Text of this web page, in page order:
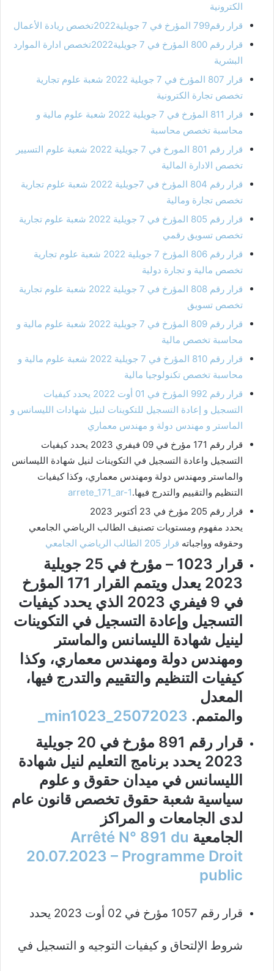
الكترونية
قرار رقم799 المؤرخ في 7 جويلية2022تخصص ريادة الأعمال
قرار رقم 800 المؤرخ في 7 جويلية2022تخصص ادارة الموارد
البشرية
قرار 807 المؤرخ في 7 جويلية 2022 شعبة علوم تجارية
تخصص تجارة الكترونية
قرار 811 المؤرخ في 7 جويلية 2022 شعبة علوم مالية و
محاسبة تخصص محاسبة
قرار رقم 801 المورخ في 7 جويلية 2022 شعبة علوم التسيير
تخصص الادارة المالية
قرار رقم 804 المؤرخ في 7جويلية 2022 شعبة علوم تجارية
تخصص تجارة ومالية
قرار رقم 805 المؤرخ في 7 جويلية 2022 شعبة علوم تجارية
تخصص تسويق رقمي
قرار رقم 806 المؤرخ 7 جويلية 2022 شعبة علوم تجارية
تخصص مالية و تجارة دولية
قرار رقم 808 المؤرخ في 7 جويلية 2022 شعبة علوم تجارية
تخصص تسويق
قرار رقم 809 المؤرخ في 7 جويلية 2022 شعبة علوم مالية و
محاسبة تخصص مالية
قرار رقم 810 المؤرخ في 7 جويلية 2022 شعبة علوم مالية و
محاسبة تخصص تكنولوجيا مالية
قرار رقم 992 المؤرخ في 01 أوت 2022 يحدد كيفيات
التسجيل و إعادة التسجيل للتكوينات لنيل شهادات الليسانس و
الماستر و مهندس دولة و مهندس معماري
قرار رقم 171 مؤرخ في 09 فيفري 2023 يحدد كيفيات
التسجيل واعادة التسجيل في التكوينات لنيل شهادة الليسانس
والماستر ومهندس دولة ومهندس معماري، وكذا كيفيات
التنظيم والتقييم والتدرج فيها.arrete_171_ar-1
قرار رقم 205 مؤرخ في 23 أكتوبر 2023
يحدد مفهوم ومستويات تصنيف الطالب الرياضي الجامعي
وحقوقه وواجباته قرار 205 الطالب الرياضي الجامعي
قرار 1023 – مؤرخ في 25 جويلية
2023 يعدل ويتمم القرار 171 المؤرخ
في 9 فيفري 2023 الذي يحدد كيفيات
التسجيل وإعادة التسجيل في التكوينات
لينيل شهادة الليسانس والماستر
ومهندس دولة ومهندس معماري، وكذا
كيفيات التنظيم والتقييم والتدرج فيها،
المعدل
والمتمم. min1023_25072023_
قرار رقم 891 مؤرخ في 20 جويلية
2023 يحدد برنامج التعليم لنيل شهادة
الليسانس في ميدان حقوق و علوم
سياسية شعبة حقوق تخصص قانون عام
لدى الجامعات و المراكز
الجامعية Arrêté N° 891 du
20.07.2023 – Programme Droit
public
قرار رقم 1057 مؤرخ في 02 أوت 2023 يحدد
شروط الإلتحاق و كيفيات التوجيه و التسجيل في